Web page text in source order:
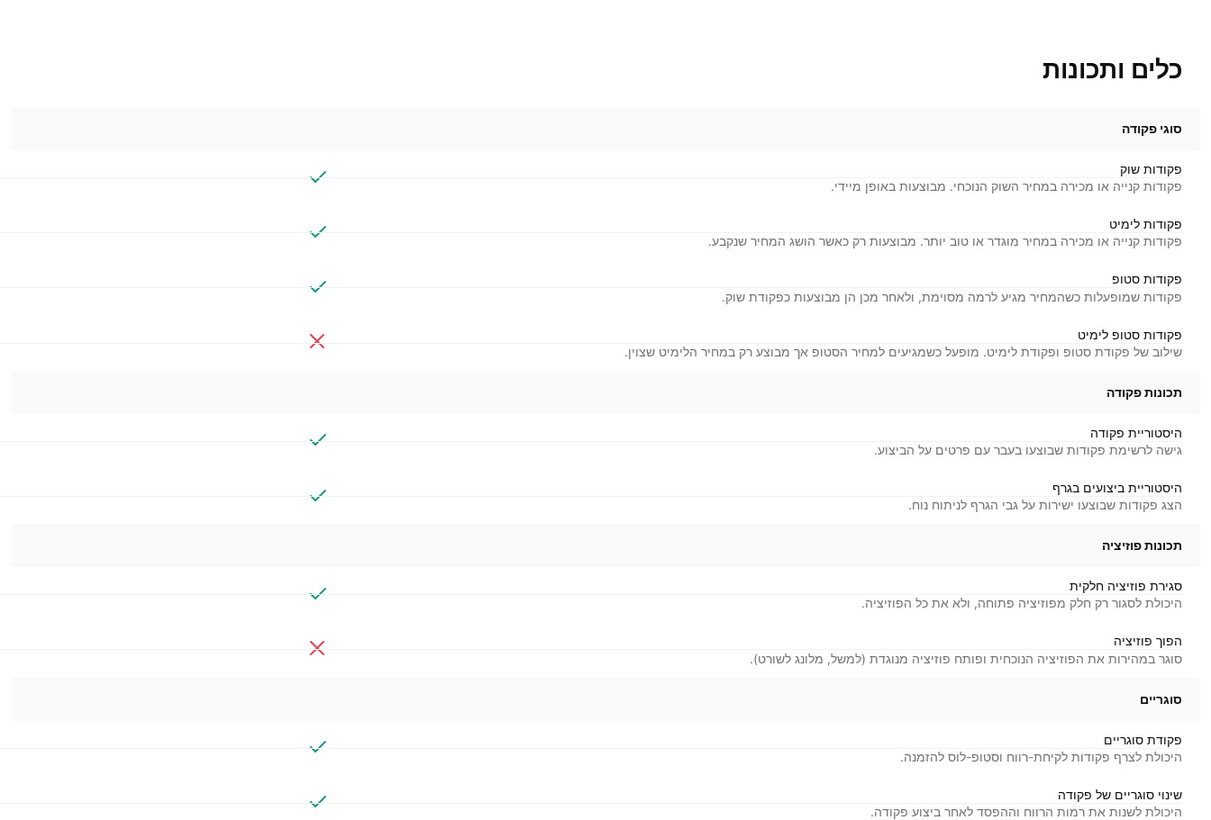
Established in 1996, OANDA has affiliates in the world’s most active
financial markets, including New York, London, Singapore, Tokyo,
כלים ותכונות
סוגי פקודה
פקודות שוק
פקודות קנייה או מכירה במחיר השוק הנוכחי. מבוצעות באופן מיידי.
פקודות לימיט
פקודות קנייה או מכירה במחיר מוגדר או טוב יותר. מבוצעות רק כאשר הושג המחיר שנקבע.
פקודות סטופ
פקודות שמופעלות כשהמחיר מגיע לרמה מסוימת, ולאחר מכן הן מבוצעות כפקודת שוק.
פקודות סטופ לימיט
שילוב של פקודת סטופ ופקודת לימיט. מופעל כשמגיעים למחיר הסטופ אך מבוצע רק במחיר הלימיט שצוין.
תכונות פקודה
היסטוריית פקודה
גישה לרשימת פקודות שבוצעו בעבר עם פרטים על הביצוע.
היסטוריית ביצועים בגרף
הצג פקודות שבוצעו ישירות על גבי הגרף לניתוח נוח.
תכונות פוזיציה
סגירת פוזיציה חלקית
היכולת לסגור רק חלק מפוזיציה פתוחה, ולא את כל הפוזיציה.
הפוך פוזיציה
סוגר במהירות את הפוזיציה הנוכחית ופותח פוזיציה מנוגדת (למשל, מלונג לשורט).
סוגריים
פקודת סוגריים
היכולת לצרף פקודות לקיחת-רווח וסטופ-לוס להזמנה.
שינוי סוגריים של פקודה
היכולת לשנות את רמות הרווח וההפסד לאחר ביצוע פקודה.